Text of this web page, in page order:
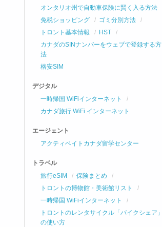
オンタリオ州で自動車保険に賢く入る方法
免税ショッピング
ゴミ分別方法
トロント基本情報
HST
カナダのSINナンバーをウェブで登録する方
法
格安SIM
デジタル
一時帰国 WiFiインターネット
カナダ旅行 WiFi インターネット
エージェント
アクティベイトカナダ留学センター
トラベル
旅行eSIM
保険まとめ
トロントの博物館・美術館リスト
一時帰国 WiFiインターネット
トロントのレンタサイクル「バイクシェア」
の使い方